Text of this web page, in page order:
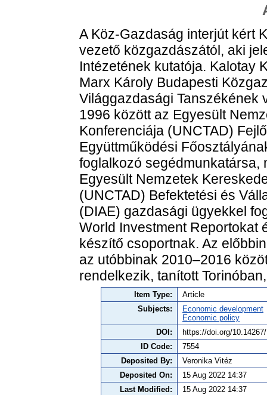
A Köz-Gazdaság interjút kért
vezető közgazdászától, aki
Intézetének kutatója. Kalotay
Marx Károly Budapesti
Világgazdasági Tanszékének
1996 között az Egyesült
Konferenciája (UNCTAD)
Együttműködési
foglalkozó segédmunkatársa,
Egyesült Nemzetek
(UNCTAD) Befektetési és
(DIAE) gazdasági ügyekkel
World Investment Reportokat
készítő csoportnak. Az
az utóbbinak 2010–2016
rendelkezik, tanított
Item Type:
Article
Subjects:
Economic development
Economic policy
DOI:
https://doi.org/
ID Code:
7554
Deposited By:
Veronika Vitéz
Deposited On:
15 Aug 2022 14:37
Last Modified:
15 Aug 2022 14:37